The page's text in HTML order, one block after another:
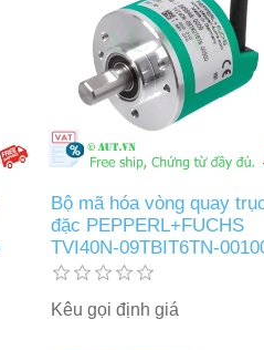
Bộ mã hóa vòng quay
đặc PEPPERL+FUCHS
TVI40N-09TBIT6TN-
Kêu gọi định giá